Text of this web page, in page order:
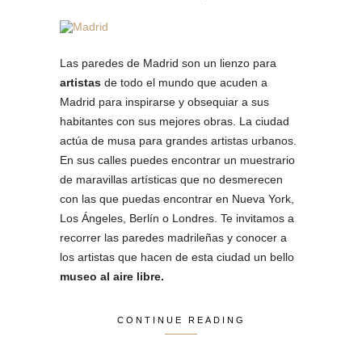
Las paredes de Madrid son un lienzo para
artistas de todo el mundo que acuden a
Madrid para inspirarse y obsequiar a sus
habitantes con sus mejores obras. La ciudad
actúa de musa para grandes artistas urbanos.
En sus calles puedes encontrar un muestrario
de maravillas artísticas que no desmerecen
con las que puedas encontrar en Nueva York,
Los Ángeles, Berlín o Londres. Te invitamos a
recorrer las paredes madrileñas y conocer a
los artistas que hacen de esta ciudad un bello
museo al aire libre.
CONTINUE READING